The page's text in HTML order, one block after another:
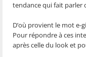
tendance qui fait parler
D’où provient le mot e-
Pour répondre à ces
après celle du look et